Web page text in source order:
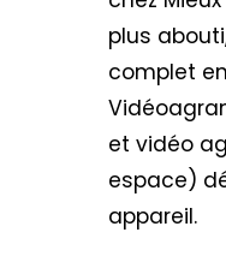
plus
complet
et vidéo
espace)
appareil.